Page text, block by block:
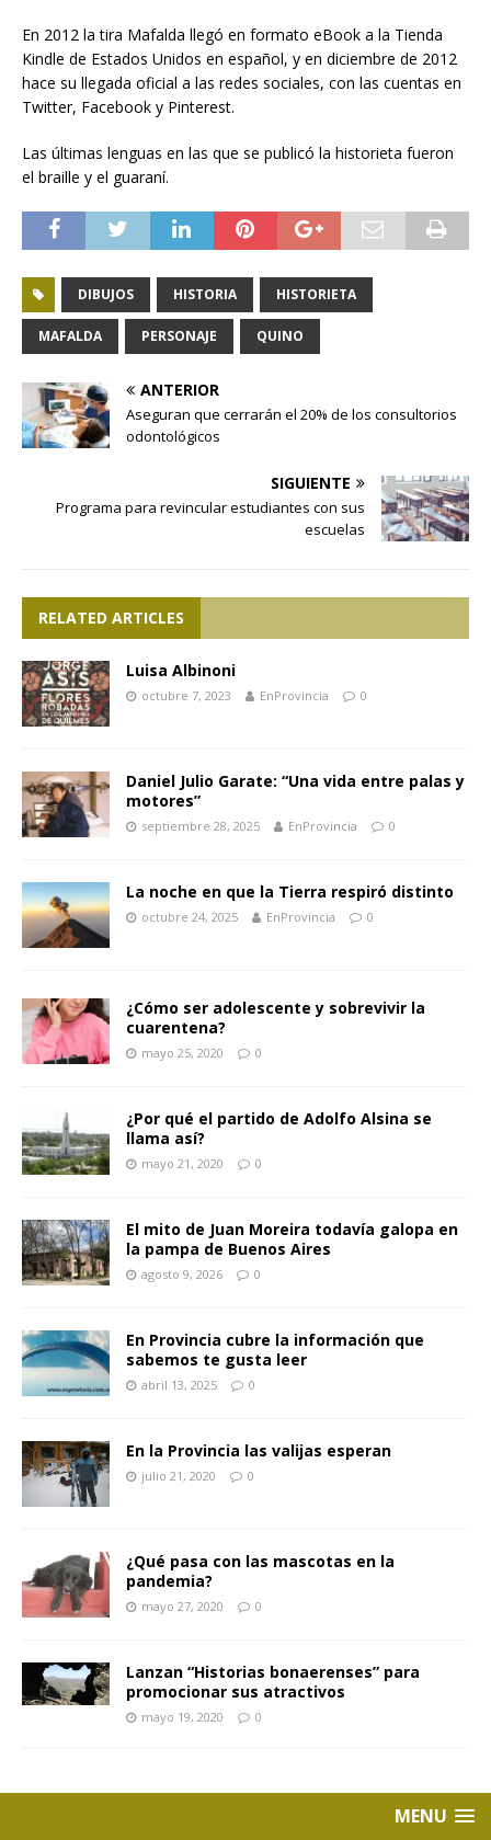
En 2012 la tira Mafalda llegó en formato eBook a la Tienda
Kindle de Estados Unidos en español, y en diciembre de 2012
hace su llegada oficial a las redes sociales, con las cuentas en
Twitter, Facebook y Pinterest.
Las últimas lenguas en las que se publicó la historieta fueron
el braille y el guaraní.
DIBUJOS HISTORIA HISTORIETA
MAFALDA PERSONAJE QUINO
ANTERIOR
Aseguran que cerrarán el 20% de los consultorios
odontológicos
SIGUIENTE
Programa para revincular estudiantes con sus
escuelas
RELATED ARTICLES
Luisa Albinoni
octubre 7, 2023 EnProvincia 0
Daniel Julio Garate: “Una vida entre palas y
motores”
septiembre 28, 2025 EnProvincia 0
La noche en que la Tierra respiró distinto
octubre 24, 2025 EnProvincia 0
¿Cómo ser adolescente y sobrevivir la
cuarentena?
mayo 25, 2020 0
¿Por qué el partido de Adolfo Alsina se
llama así?
mayo 21, 2020 0
El mito de Juan Moreira todavía galopa en
la pampa de Buenos Aires
agosto 9, 2026 0
En Provincia cubre la información que
sabemos te gusta leer
abril 13, 2025 0
En la Provincia las valijas esperan
julio 21, 2020 0
¿Qué pasa con las mascotas en la
pandemia?
mayo 27, 2020 0
Lanzan “Historias bonaerenses” para
promocionar sus atractivos
mayo 19, 2020 0
MENU